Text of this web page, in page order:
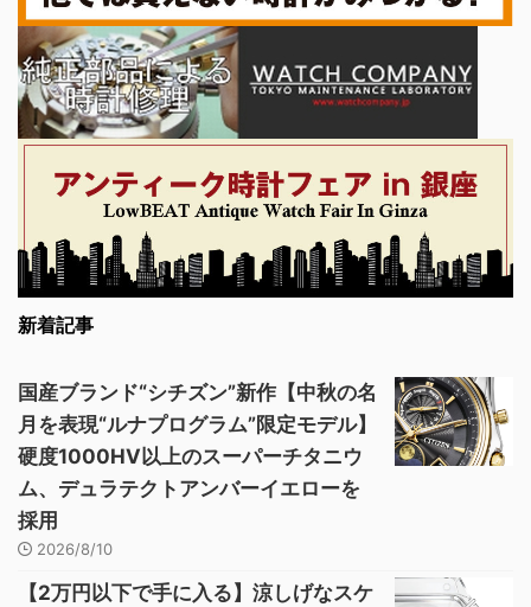
新着記事
国産ブランド“シチズン”新作【中秋の名
月を表現“ルナプログラム”限定モデル】
硬度1000HV以上のスーパーチタニウ
ム、デュラテクトアンバーイエローを
採用
2026/8/10
【2万円以下で手に入る】涼しげなスケ